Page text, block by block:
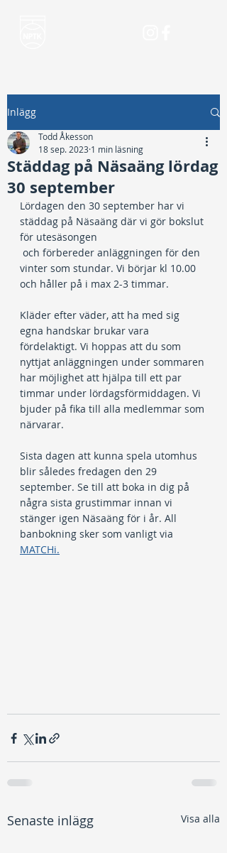
Inlägg
Städdag på Näsaäng lördag
30 september
Todd Åkesson
18 sep. 2023 1 min läsning
Lördagen den 30 september har vi
städdag på Näsaäng där vi gör bokslut
för utesäsongen
vinter som stundar. Vi börjar kl 10.00
och håller på i max 2-3 timmar.
Kläder efter väder, att ha med sig
egna handskar brukar vara
fördelaktigt. Vi hoppas att du som
nyttjat anläggningen under sommaren
har möjlighet att hjälpa till ett par
timmar under lördagsförmiddagen. Vi
bjuder på fika till alla medlemmar som
närvarar.
Sista dagen att kunna spela utomhus
blir således fredagen den 29
september. Se till att boka in dig på
några sista grustimmar innan vi
stänger igen Näsaäng för i år. All
banbokning sker som vanligt via
MATCHi.
Senaste inlägg Visa alla